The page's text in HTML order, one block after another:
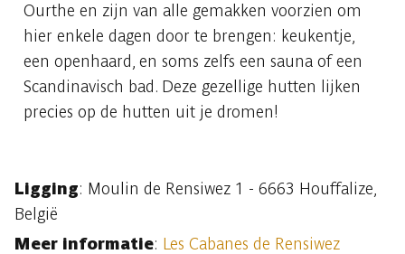
Ourthe en zijn van alle gemakken voorzien om
hier enkele dagen door te brengen: keukentje,
een openhaard, en soms zelfs een sauna of een
Scandinavisch bad. Deze gezellige hutten lijken
precies op de hutten uit je dromen!
Ligging: Moulin de Rensiwez 1 - 6663 Houffalize,
België
Meer informatie: Les Cabanes de Rensiwez